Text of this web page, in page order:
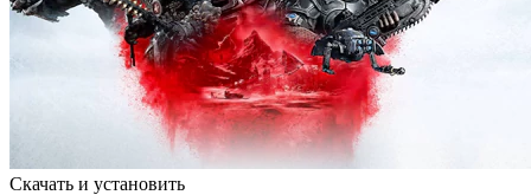
Скачать и установить